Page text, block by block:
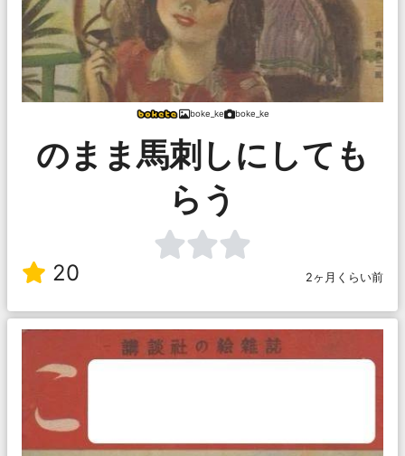
boke_ke boke_ke
のまま馬刺しにしても
らう
20 2ヶ月くらい前